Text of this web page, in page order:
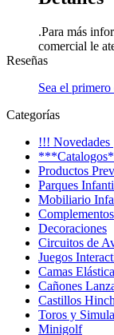
.Para más
comercial le
Reseñas
Sea el
Categorías
!!! Novedades
Productos
Parques
Mobiliario
Decoraciones
Circuitos de
Juegos
Camas
Cañones
Castillos
Toros y
Minigolf